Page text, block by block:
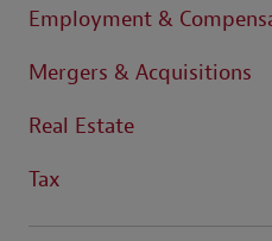
Employment &
Mergers & Acquisitions
Real Estate
Tax